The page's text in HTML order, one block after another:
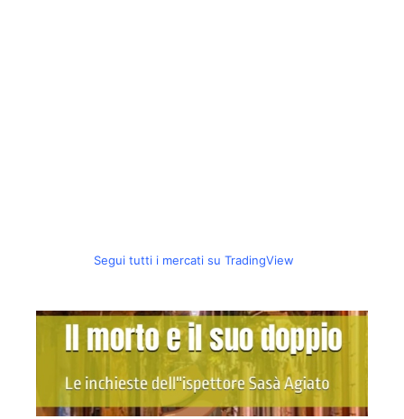
Segui tutti i mercati su TradingView